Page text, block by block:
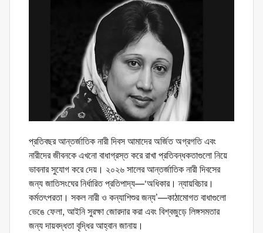
প্রতিবছর আন্তর্জাতিক নারী দিবস আমাদের অর্জিত অগ্রগতি এবং
নারীদের জীবনকে এখনো বাধাগ্রস্ত করে রাখা প্রতিবন্ধকতাগুলো নিয়ে
ভাবনার সুযোগ করে দেয়। ২০২৬ সালের আন্তর্জাতিক নারী দিবসের
জন্য জাতিসংঘের নির্ধারিত প্রতিপাদ্য—‘অধিকার। ন্যায়বিচার।
কর্মতৎপরতা। সকল নারী ও কন্যাশিশুর জন্য’—কাঠামোগত বাধাগুলো
ভেঙে ফেলা, আইনি সুরক্ষা জোরদার করা এবং বিশ্বজুড়ে লিঙ্গসমতার
জন্য দায়বদ্ধতা বৃদ্ধির আহ্বান জানায়।